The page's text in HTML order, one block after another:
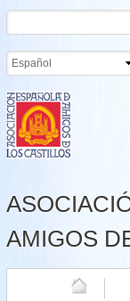
Formulario de
Buscar
AMIGOS